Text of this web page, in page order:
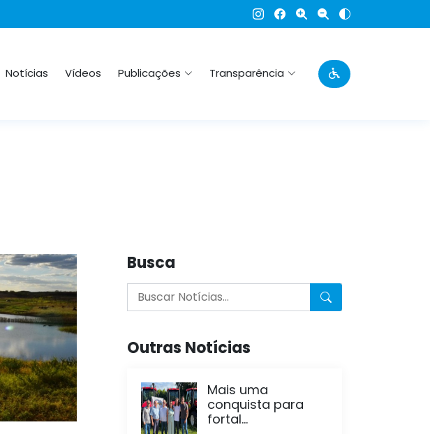
Notícias Vídeos Publicações Transparência
Busca
Outras Notícias
Mais uma
conquista para
fortal...